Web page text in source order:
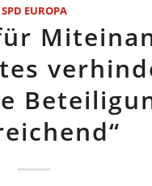
SPD EUROPA